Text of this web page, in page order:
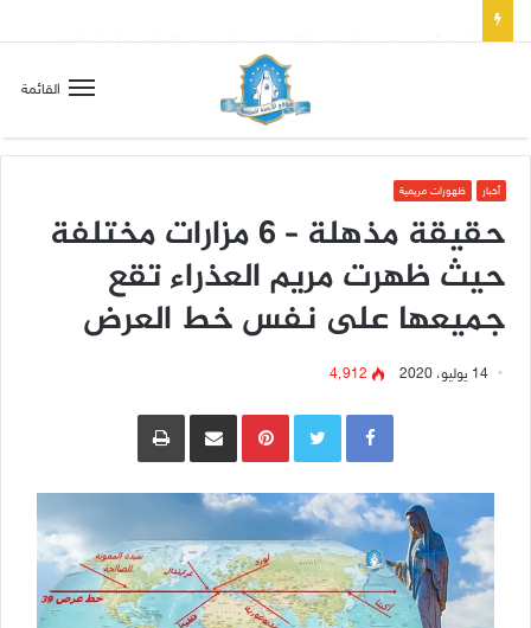
القائمة
أخبار ظهورات مريمية
حقيقة مذهلة – 6 مزارات مختلفة
حيث ظهرت مريم العذراء تقع
جميعها على نفس خط العرض
14 يوليو، 2020 4٬912
Pinterestمشاركة عبر البريد طباعة